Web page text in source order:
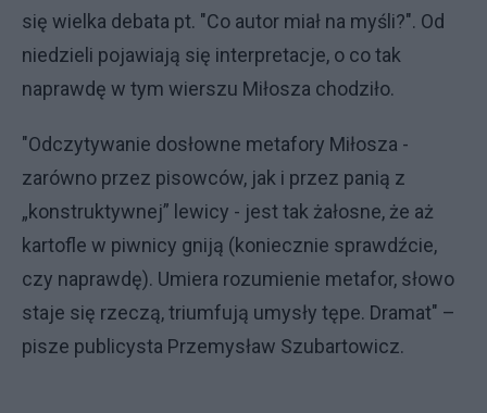
się wielka debata pt. "Co autor miał na myśli?". Od
niedzieli pojawiają się interpretacje, o co tak
naprawdę w tym wierszu Miłosza chodziło.
"Odczytywanie dosłowne metafory Miłosza -
zarówno przez pisowców, jak i przez panią z
„konstruktywnej” lewicy - jest tak żałosne, że aż
kartofle w piwnicy gniją (koniecznie sprawdźcie,
czy naprawdę). Umiera rozumienie metafor, słowo
staje się rzeczą, triumfują umysły tępe. Dramat" –
pisze publicysta Przemysław Szubartowicz.